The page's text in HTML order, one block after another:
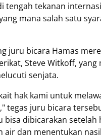
tengah tekanan
mana salah satu
juru bicara Hamas
Steve Witkoff,
senjata.
hak kami untuk
tegas juru bicara
dibicarakan setelah
air dan menentukan